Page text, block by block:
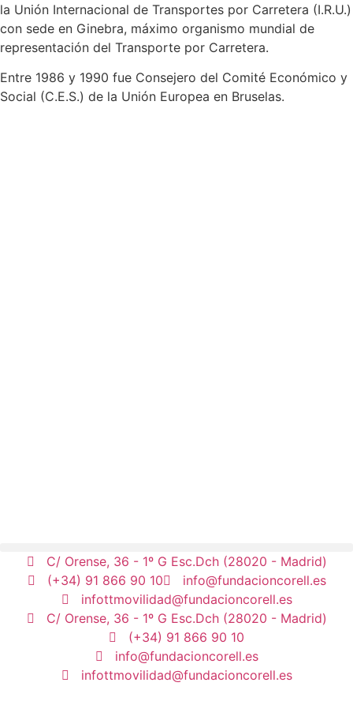
la Unión Internacional de Transportes por Carretera (I.R.U.)
con sede en Ginebra, máximo organismo mundial de
representación del Transporte por Carretera.
Entre 1986 y 1990 fue Consejero del Comité Económico y
Social (C.E.S.) de la Unión Europea en Bruselas.
C/ Orense, 36 - 1º G Esc.Dch (28020 - Madrid)
(+34) 91 866 90 10
info@fundacioncorell.es
infottmovilidad@fundacioncorell.es
C/ Orense, 36 - 1º G Esc.Dch (28020 - Madrid)
(+34) 91 866 90 10
info@fundacioncorell.es
infottmovilidad@fundacioncorell.es